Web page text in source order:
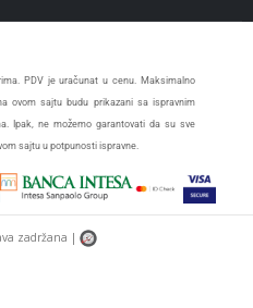
PDV je uračunat u cenu. Maksimalno
ovom sajtu budu prikazani sa ispravnim
Ipak, ne možemo garantovati da su sve
sajtu u potpunosti ispravne.
zadržana |